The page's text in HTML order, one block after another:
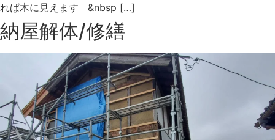
れば木に見えます &nbsp […]
納屋解体/修繕